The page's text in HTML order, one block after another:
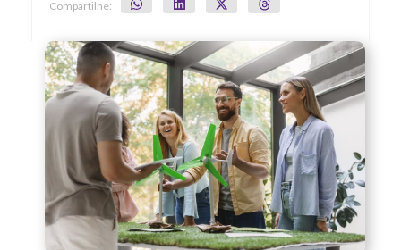
Compartilhe: